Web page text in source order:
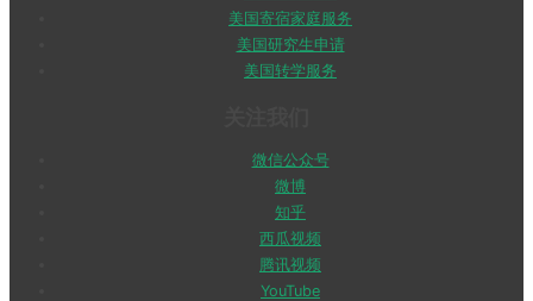
美国寄宿家庭服务
美国研究生申请
美国转学服务
微信公众号
微博
知乎
西瓜视频
腾讯视频
YouTube